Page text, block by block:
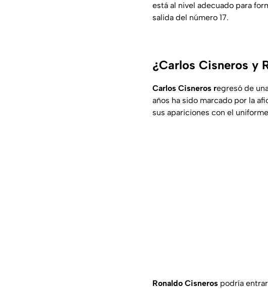
está al nivel adecuado para
salida del número 17.
¿Carlos Cisneros y
Carlos Cisneros regresó de
años ha sido marcado por la
sus apariciones con el
Ronaldo Cisneros podría